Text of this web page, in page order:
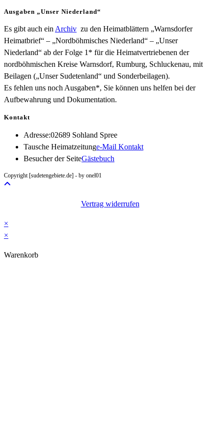
Ausgaben „Unser Niederland“
Es gibt auch ein Archiv zu den Heimatblättern „Warnsdorfer
Heimatbrief“ – „Nordböhmisches Niederland“ – „Unser
Niederland“ ab der Folge 1* für die Heimatvertriebenen der
nordböhmischen Kreise Warnsdorf, Rumburg, Schluckenau, mit
Beilagen („Unser Sudetenland“ und Sonderbeilagen).
Es fehlen uns noch Ausgaben*, Sie können uns helfen bei der
Aufbewahrung und Dokumentation.
Kontakt
Adresse:02689 Sohland Spree
Tausche Heimatzeitunge-Mail KontaktOpens
Besucher der SeiteGästebuch
Copyright [sudetengebiete.de] - by onel01
Vertrag widerrufen
×
×
Warenkorb